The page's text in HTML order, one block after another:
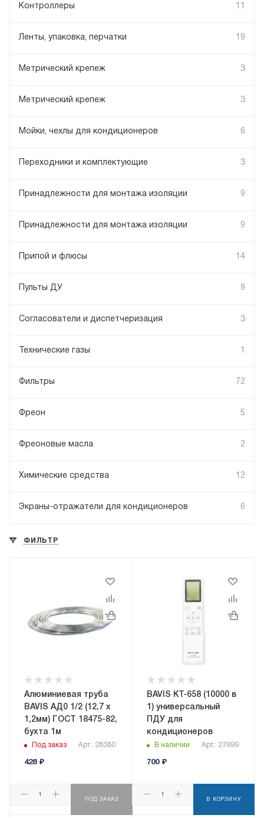
Контроллеры 11
Ленты, упаковка, перчатки 19
Метрический крепеж 3
Метрический крепеж 3
Мойки, чехлы для кондиционеров 6
Переходники и комплектующие 3
Принадлежности для монтажа изоляции 9
Принадлежности для монтажа изоляции 9
Припой и флюсы 14
Пульты ДУ 9
Согласователи и диспетчеризация 3
Технические газы 1
Фильтры 72
Фреон 5
Фреоновые масла 2
Химические средства 12
Экраны-отражатели для кондиционеров 6
ФИЛЬТР
Алюминиевая труба
BAVIS АД0 1/2 (12,7 х
1,2мм) ГОСТ 18475-82,
бухта 1м
Под заказ Арт.: 28380
428₽
ПОД ЗАКАЗ
BAVIS KT-658 (10000 в
1) универсальный
ПДУ для
кондиционеров
В наличии Арт.: 27699
700₽
В КОРЗИНУ